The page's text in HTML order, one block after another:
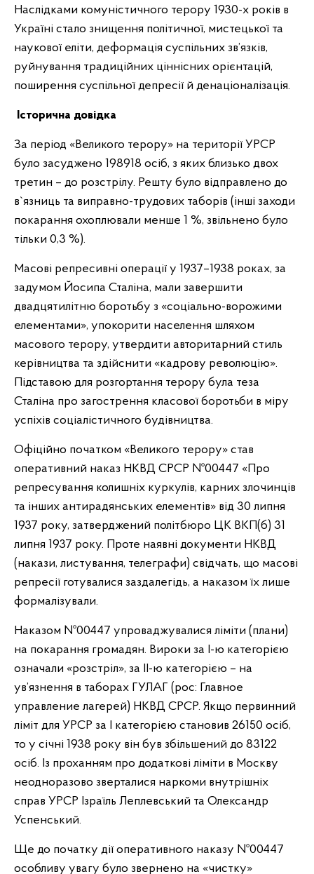
Наслідками комуністичного терору 1930-х років в
Україні стало знищення політичної, мистецької та
наукової еліти, деформація суспільних зв’язків,
руйнування традиційних ціннісних орієнтацій,
поширення суспільної депресії й денаціоналізація.
Історична довідка
За період «Великого терору» на території УРСР
було засуджено 198918 осіб, з яких близько двох
третин – до розстрілу. Решту було відправлено до
в`язниць та виправно-трудових таборів (інші заходи
покарання охоплювали менше 1 %, звільнено було
тільки 0,3 %).
Масові репресивні операції у 1937–1938 роках, за
задумом Йосипа Сталіна, мали завершити
двадцятилітню боротьбу з «соціально-ворожими
елементами», упокорити населення шляхом
масового терору, утвердити авторитарний стиль
керівництва та здійснити «кадрову революцію».
Підставою для розгортання терору була теза
Сталіна про загострення класової боротьби в міру
успіхів соціалістичного будівництва.
Офіційно початком «Великого терору» став
оперативний наказ НКВД СРСР №00447 «Про
репресування колишніх куркулів, карних злочинців
та інших антирадянських елементів» від 30 липня
1937 року, затверджений політбюро ЦК ВКП(б) 31
липня 1937 року. Проте наявні документи НКВД
(накази, листування, телеграфи) свідчать, що масові
репресії готувалися заздалегідь, а наказом їх лише
формалізували.
Наказом №00447 упроваджувалися ліміти (плани)
на покарання громадян. Вироки за І-ю категорією
означали «розстріл», за ІІ-ю категорією – на
ув’язнення в таборах ГУЛАГ (рос: Главное
управление лагерей) НКВД СРСР. Якщо первинний
ліміт для УРСР за І категорією становив 26150 осіб,
то у січні 1938 року він був збільшений до 83122
осіб. Із проханням про додаткові ліміти в Москву
неодноразово зверталися наркоми внутрішніх
справ УРСР Ізраїль Леплевський та Олександр
Успенський.
Ще до початку дії оперативного наказу №00447
особливу увагу було звернено на «чистку»